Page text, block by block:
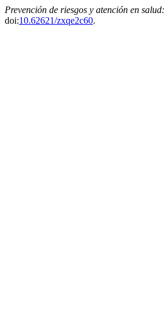
Prevención de riesgos y atención en
doi:10.62621/zxqe2c60.